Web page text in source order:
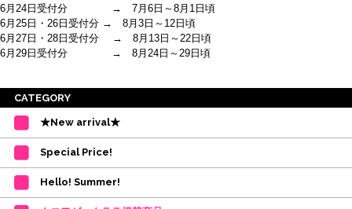
6月24日受付分 → 7月6日～8月1日頃
6月25日・26日受付分 → 8月3日～12日頃
6月27日・28日受付分 → 8月13日～22日頃
6月29日受付分 → 8月24日～29日頃
※ご注意
間を目安として下さい。
・在庫の確保は発送の直前に行います。カートに入れて注文完了となって
ご注文商品が在庫切れの場合は、上記お目安の頃にご連絡させていただき
CATEGORY
★New arrival★
Special Price!
Hello! Summer!